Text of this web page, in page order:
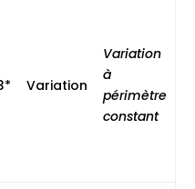
Variation
Variation
à
périmètre
constant